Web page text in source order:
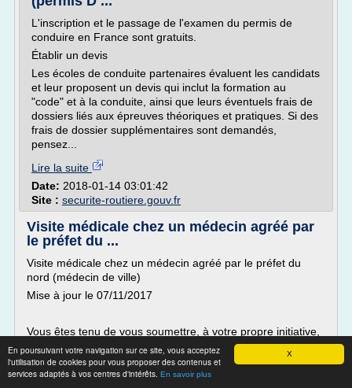
X
En poursuivant votre navigation sur ce site, vous acceptez
l'utilisation de cookies pour vous proposer des contenus et
services adaptés à vos centres d'intérêts. En savoir plus
L'inscription et le passage de l'examen du permis de
conduire en France sont gratuits.
Établir un devis
Les écoles de conduite partenaires évaluent les candidats
et leur proposent un devis qui inclut la formation au
"code" et à la conduite, ainsi que leurs éventuels frais de
dossiers liés aux épreuves théoriques et pratiques. Si des
frais de dossier supplémentaires sont demandés,
pensez...
Lire la suite
Date: 2018-01-14 03:01:42
Site : securite-routiere.gouv.fr
Visite médicale chez un médecin agréé par
le préfet du ...
Visite médicale chez un médecin agréé par le préfet du
nord (médecin de ville)
Mise à jour le 07/11/2017
Vous êtes tenu de vous soumettre, à votre propre initiative,
au contrôle médical de votre aptitude à conduire.
Modalités pratiques :
étape 1 : Je télécharge et imprime (imprimé noir et blanc